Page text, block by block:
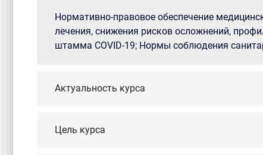
Нормативно-правовое обеспечение
лечения, снижения рисков осложнений,
штамма COVID-19; Нормы соблюдения
Актуальность курса
Цель курса